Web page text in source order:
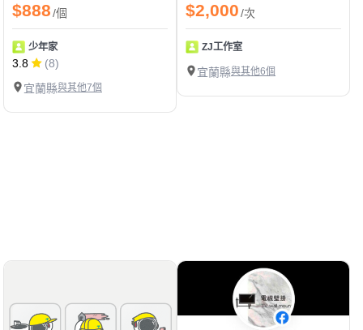
$888/個
少年家
3.8
(8)
宜蘭縣與其他7個
$2,000/次
ZJ工作室
宜蘭縣與其他6個